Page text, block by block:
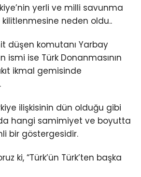
yerli ve milli savunma
neden oldu..
düşen komutanı Yarbay
ismi ise Türk Donanmasının
ikmal gemisinde
ilişkisinin dün olduğu gibi
hangi samimiyet ve boyutta
bir göstergesidir.
ki, “Türk’ün Türk’ten başka